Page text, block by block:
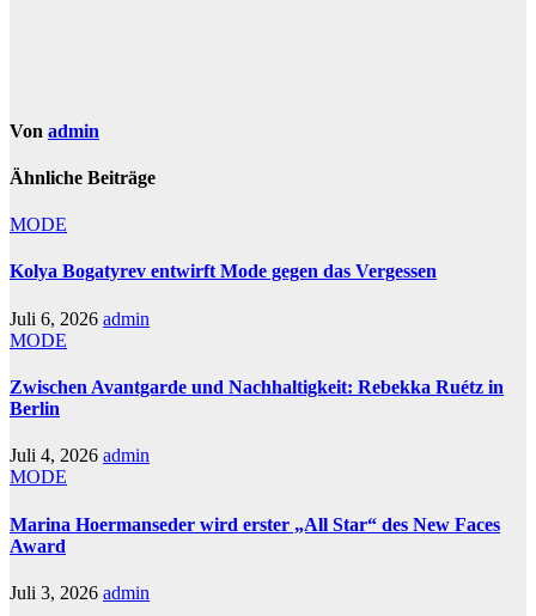
Von admin
Ähnliche Beiträge
MODE
Kolya Bogatyrev entwirft Mode gegen das Vergessen
Juli 6, 2026 admin
MODE
Zwischen Avantgarde und Nachhaltigkeit: Rebekka Ruétz in
Berlin
Juli 4, 2026 admin
MODE
Marina Hoermanseder wird erster „All Star“ des New Faces
Award
Juli 3, 2026 admin